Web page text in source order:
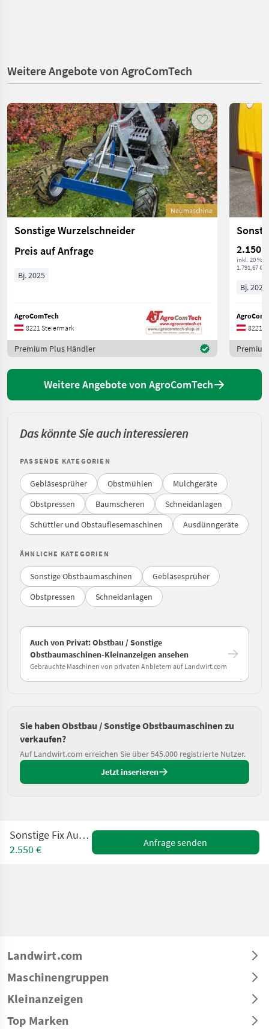
Weitere Angebote von AgroComTech
Neumaschine
Sonstige Wurzelschneider
Preis auf Anfrage
Bj. 2025
AgroComTech
8221 Steiermark
Premium Plus Händler
2.150 €
inkl. 20 %
1.791,67 €
Bj. 2024
8221
Weitere Angebote von AgroComTech
Das könnte Sie auch interessieren
PASSENDE KATEGORIEN
Gebläsesprüher Obstmühlen
Mulchgeräte
Obstpressen
Baumscheren
Schneidanlagen
Schüttler und Obstauflesemaschinen
Ausdünngeräte
ÄHNLICHE KATEGORIEN
Sonstige Obstbaumaschinen
Gebläsesprüher
Obstpressen
Schneidanlagen
Auch von Privat: Obstbau / Sonstige
Obstbaumaschinen-Kleinanzeigen ansehen
Gebrauchte Maschinen von privaten Anbietern auf Landwirt.com
Sie haben Obstbau / Sonstige Obstbaumaschinen zu
verkaufen?
Auf Landwirt.com erreichen Sie über 545.000 registrierte Nutzer.
Jetzt inserieren
Sonstige Fix Aufwickler KME
2.550 €
Anfrage senden
Landwirt.com
Maschinengruppen
Kleinanzeigen
Top Marken